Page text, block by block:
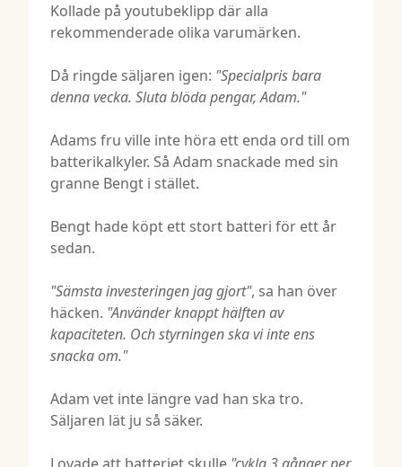
Kollade på youtubeklipp där alla
rekommenderade olika varumärken.
Då ringde säljaren igen: "Specialpris bara
denna vecka. Sluta blöda pengar, Adam."
Adams fru ville inte höra ett enda ord till om
batterikalkyler. Så Adam snackade med sin
granne Bengt i stället.
Bengt hade köpt ett stort batteri för ett år
sedan.
"Sämsta investeringen jag gjort", sa han över
häcken. "Använder knappt hälften av
kapaciteten. Och styrningen ska vi inte ens
snacka om."
Adam vet inte längre vad han ska tro.
Säljaren lät ju så säker.